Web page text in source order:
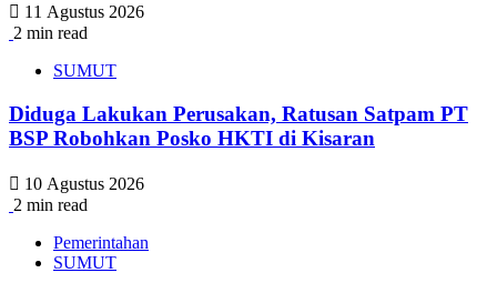
11 Agustus 2026
2 min read
SUMUT
Diduga Lakukan Perusakan, Ratusan Satpam PT
BSP Robohkan Posko HKTI di Kisaran
10 Agustus 2026
2 min read
Pemerintahan
SUMUT